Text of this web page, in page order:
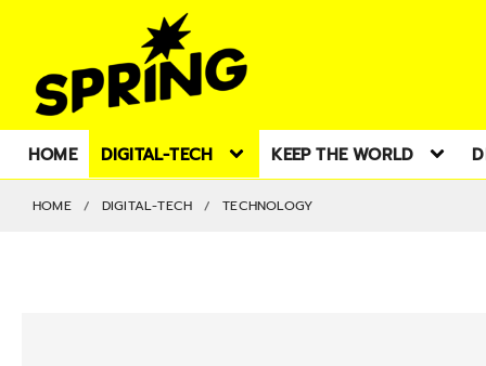
HOME DIGITAL-TECH KEEP THE WORLD
HOME DIGITAL-TECH TECHNOLOGY